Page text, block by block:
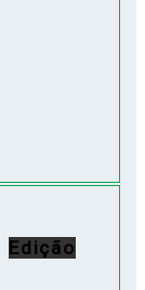
Edição